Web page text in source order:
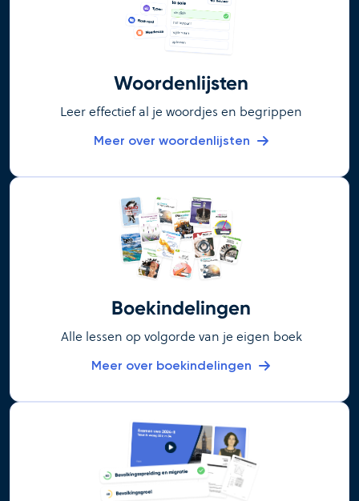
Woordenlijsten
Leer effectief al je woordjes en begrippen
Meer over woordenlijsten
Boekindelingen
Alle lessen op volgorde van je eigen boek
Meer over boekindelingen